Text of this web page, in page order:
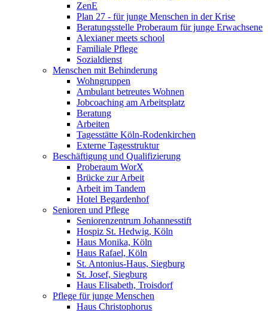
ZenE
Plan 27 - für junge Menschen in der Krise
Beratungsstelle Proberaum für junge Erwachsene
Alexianer meets school
Familiale Pflege
Sozialdienst
Menschen mit Behinderung
Wohngruppen
Ambulant betreutes Wohnen
Jobcoaching am Arbeitsplatz
Beratung
Arbeiten
Tagesstätte Köln-Rodenkirchen
Externe Tagesstruktur
Beschäftigung und Qualifizierung
Proberaum WorX
Brücke zur Arbeit
Arbeit im Tandem
Hotel Begardenhof
Senioren und Pflege
Seniorenzentrum Johannesstift
Hospiz St. Hedwig, Köln
Haus Monika, Köln
Haus Rafael, Köln
St. Antonius-Haus, Siegburg
St. Josef, Siegburg
Haus Elisabeth, Troisdorf
Pflege für junge Menschen
Haus Christophorus